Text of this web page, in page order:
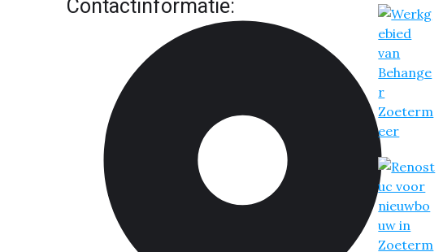
Contactinformatie: